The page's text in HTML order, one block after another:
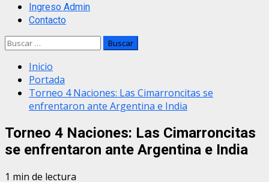
Ingreso Admin
Contacto
Buscar:
Inicio
Portada
Torneo 4 Naciones: Las Cimarroncitas se
enfrentaron ante Argentina e India
Torneo 4 Naciones: Las Cimarroncitas
se enfrentaron ante Argentina e India
1 min de lectura